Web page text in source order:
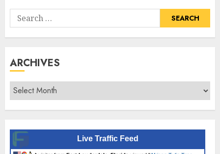
Search
for:
ARCHIVES
Archives
Live Traffic Feed